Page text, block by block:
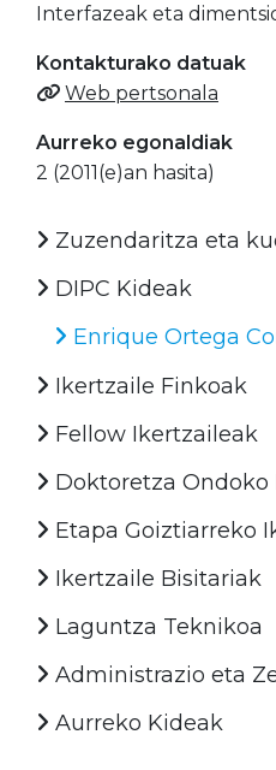
Interfazeak eta
Kontakturako datuak
Web pertsonala
Aurreko egonaldiak
2 (2011(e)an hasita)
Zuzendaritza eta
DIPC Kideak
Enrique Ortega
Ikertzaile Finkoak
Fellow Ikertzaileak
Doktoretza
Etapa Goiztiarreko
Ikertzaile Bisitariak
Laguntza Teknikoa
Administrazio eta
Aurreko Kideak